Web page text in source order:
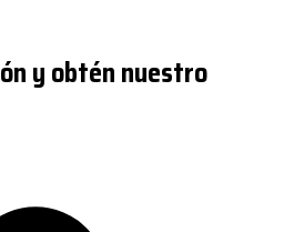
y obtén nuestro